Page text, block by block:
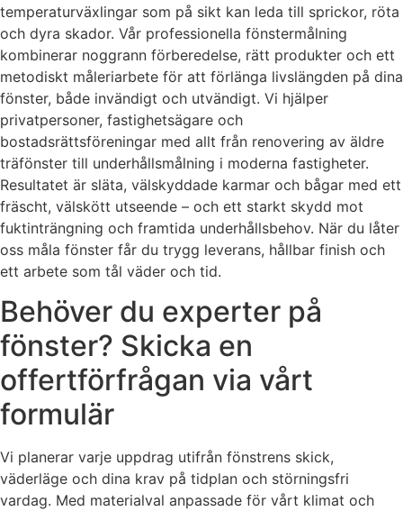
temperaturväxlingar som på sikt kan leda till sprickor, röta
och dyra skador. Vår professionella fönstermålning
kombinerar noggrann förberedelse, rätt produkter och ett
metodiskt måleriarbete för att förlänga livslängden på dina
fönster, både invändigt och utvändigt. Vi hjälper
privatpersoner, fastighetsägare och
bostadsrättsföreningar med allt från renovering av äldre
träfönster till underhållsmålning i moderna fastigheter.
Resultatet är släta, välskyddade karmar och bågar med ett
fräscht, välskött utseende – och ett starkt skydd mot
fuktinträngning och framtida underhållsbehov. När du låter
oss måla fönster får du trygg leverans, hållbar finish och
ett arbete som tål väder och tid.
Behöver du experter på
fönster? Skicka en
offertförfrågan via vårt
formulär
Vi planerar varje uppdrag utifrån fönstrens skick,
väderläge och dina krav på tidplan och störningsfri
vardag. Med materialval anpassade för vårt klimat och